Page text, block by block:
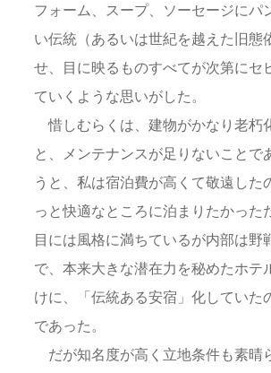
フォーム、スープ、ソーセージにパ
い伝統（あるいは世紀を越えた旧態
せ、目に映るものすべてが次第にセ
ていくような思いがした。
惜しむらくは、建物がかなり老朽
と、メンテナンスが足りないことで
うと、私は宿泊費が高くて敬遠した
っと快適なところに泊まりたかった
目には風格に満ちているが内部は野
で、本来大きな潜在力を秘めたホテ
けに、「伝統ある安宿」化していた
であった。
だが知名度が高く立地条件も素晴